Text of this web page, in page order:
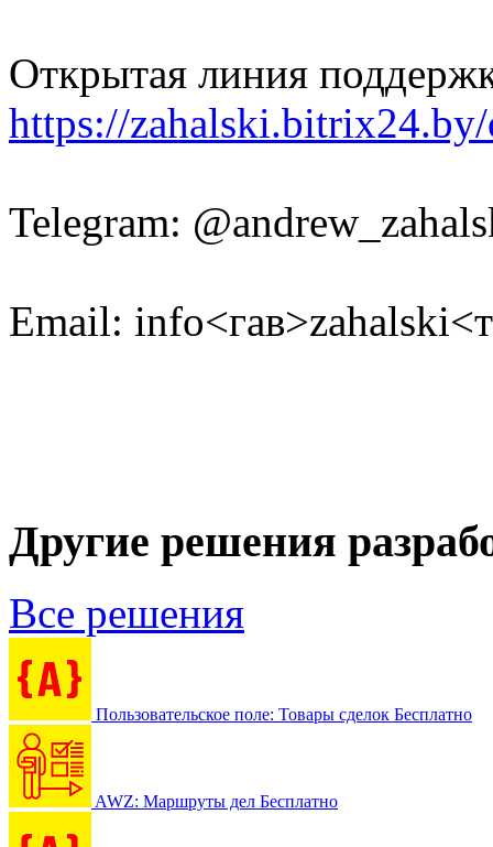
Открытая линия
https://
Telegram:
Email:
Другие решения
Все решения
Пользовательское поле: Товары сделок Бесплатно
AWZ: Маршруты дел Бесплатно